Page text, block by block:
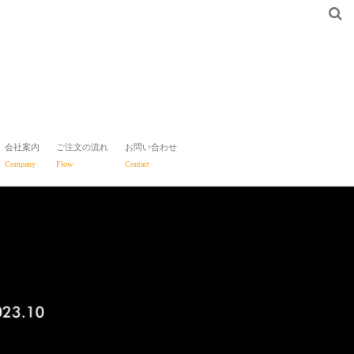
会社案内
Company
ご注文の流れ
Flow
お問い合わせ
Contact